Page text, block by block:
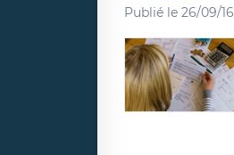
Publié le 26/09/16